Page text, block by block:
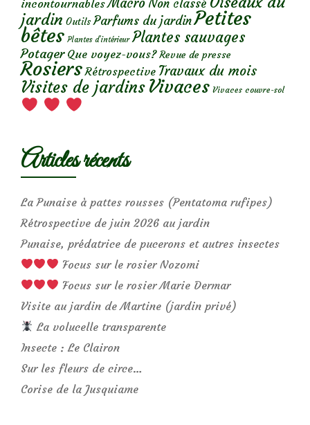
incontournables
Non classé
jardin Outils Parfums du jardinPetites
bêtes Plantes d’intérieur Plantes sauvages
Potager Que voyez-vous? Revue de presse
Rosiers Rétrospective Travaux du mois
Visites de jardins Vivaces Vivaces couvre-sol
Articles récents
La Punaise à pattes rousses (Pentatoma rufipes)
Rétrospective de juin 2026 au jardin
Punaise, prédatrice de pucerons et autres insectes
Focus sur le rosier Nozomi
Focus sur le rosier Marie Dermar
Visite au jardin de Martine (jardin privé)
La volucelle transparente
Insecte : Le Clairon
Sur les fleurs de circe…
Corise de la Jusquiame